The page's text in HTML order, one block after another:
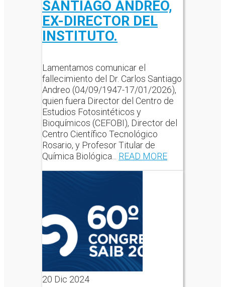
SANTIAGO ANDREO,
EX-DIRECTOR DEL
INSTITUTO.
Lamentamos comunicar el
fallecimiento del Dr. Carlos Santiago
Andreo (04/09/1947-17/01/2026),
quien fuera Director del Centro de
Estudios Fotosintéticos y
Bioquímicos (CEFOBI), Director del
Centro Científico Tecnológico
Rosario, y Profesor Titular de
Química Biológica... READ MORE
20 Dic 2024